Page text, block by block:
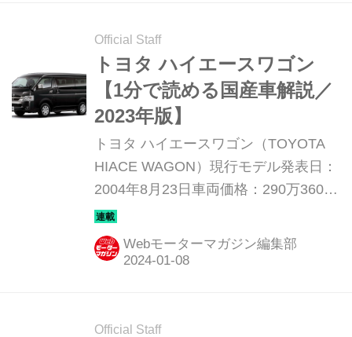
Official Staff
トヨタ ハイエースワゴン
【1分で読める国産車解説／
2023年版】
トヨタ ハイエースワゴン（TOYOTA
HIACE WAGON）現行モデル発表日：
2004年8月23日車両価格：290万3600
円〜403万9100円
Webモーターマガジン編集部
Official Staff